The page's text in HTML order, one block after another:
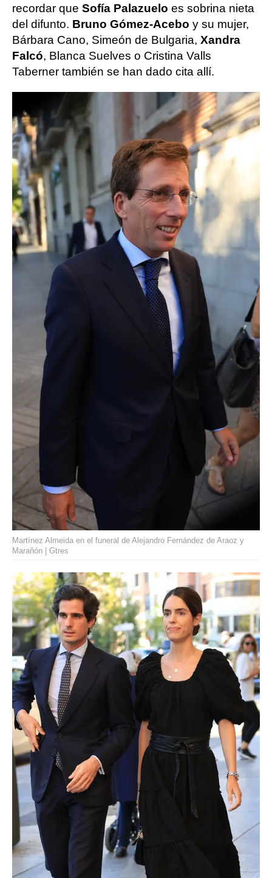
recordar que Sofía Palazuelo es sobrina nieta
del difunto. Bruno Gómez-Acebo y su mujer,
Bárbara Cano, Simeón de Bulgaria, Xandra
Falcó, Blanca Suelves o Cristina Valls
Taberner también se han dado cita allí.
Martínez Almeida en el funeral de Alejandro Fernández de Araoz y
Marañón | Gtres